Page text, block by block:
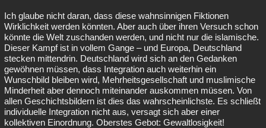
Ich glaube nicht daran, dass diese wahnsinnigen Fiktionen
Wirklichkeit werden könnten. Aber auch über ihren Versuch schon
könnte die Welt zuschanden werden, und nicht nur die islamische.
Dieser Kampf ist in vollem Gange – und Europa, Deutschland
stecken mittendrin. Deutschland wird sich an den Gedanken
gewöhnen müssen, dass Integration auch weiterhin ein
Wunschbild bleiben wird, Mehrheitsgesellschaft und muslimische
Minderheit aber dennoch miteinander auskommen müssen. Von
allen Geschichtsbildern ist dies das wahrscheinlichste. Es schließt
individuelle Integration nicht aus, versagt sich aber einer
kollektiven Einordnung. Oberstes Gebot: Gewaltlosigkeit!